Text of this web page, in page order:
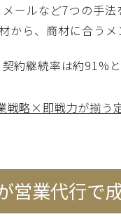
ールなど7つの手
から、商材に合うメ
約継続率は約91%
戦略×即戦力が揃う
営業代行で